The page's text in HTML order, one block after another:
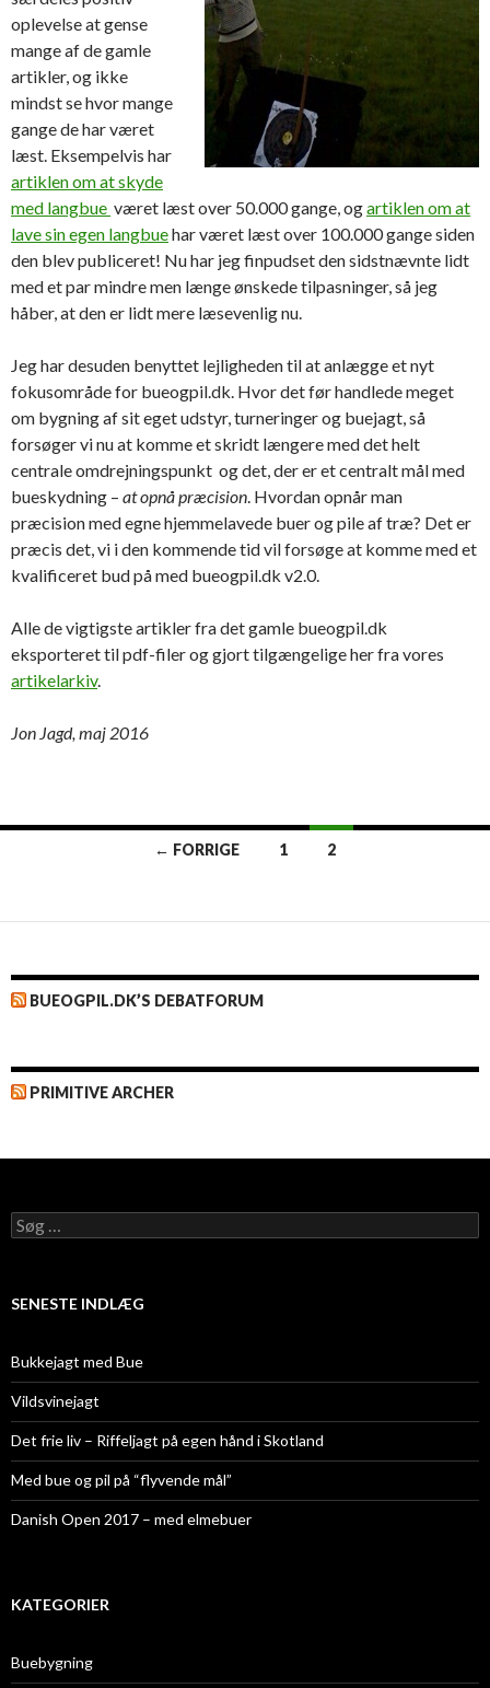
oplevelse at gense
mange af de gamle
artikler, og ikke
mindst se hvor mange
gange de har været
læst. Eksempelvis har
artiklen om at skyde
med langbue været læst over 50.000 gange, ogartiklen om at
lave sin egen langbuehar været læst over 100.000 gange siden
den blev publiceret! Nu har jeg finpudset den sidstnævnte lidt
med et par mindre men længe ønskede tilpasninger, så jeg
håber, at den er lidt mere læsevenlig nu.
Jeg har desuden benyttet lejligheden til at anlægge et nyt
fokusområde for bueogpil.dk. Hvor det før handlede meget
om bygning af sit eget udstyr, turneringer og buejagt, så
forsøger vi nu at komme et skridt længere med det helt
centrale omdrejningspunkt og det, der er et centralt mål med
bueskydning – at opnå præcision. Hvordan opnår man
præcision med egne hjemmelavede buer og pile af træ? Det er
præcis det, vi i den kommende tid vil forsøge at komme med et
kvalificeret bud på med bueogpil.dk v2.0.
Alle de vigtigste artikler fra det gamle bueogpil.dk
eksporteret til pdf-filer og gjort tilgængelige her fra vores
artikelarkiv.
Jon Jagd, maj 2016
Indlægsnavigation
← FORRIGE 1 2
BUEOGPIL.DK’S DEBATFORUM
PRIMITIVE ARCHER
Søg
efter:
SENESTE INDLÆG
Bukkejagt med Bue
Vildsvinejagt
Det frie liv – Riffeljagt på egen hånd i Skotland
Med bue og pil på “flyvende mål”
Danish Open 2017 – med elmebuer
KATEGORIER
Buebygning